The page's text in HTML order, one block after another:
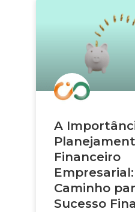
A
Financeiro
Caminho
Sucesso